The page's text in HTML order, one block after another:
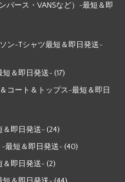
バース・VANSなど）-最短＆即
ン-Tシャツ最短＆即日発送-
短＆即日発送- (17)
コート＆トップス-最短＆即日
＆即日発送- (24)
-最短＆即日発送- (40)
＆即日発送- (2)